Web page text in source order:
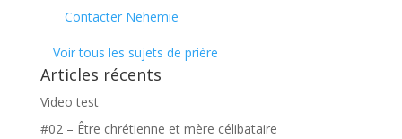
Contacter Nehemie
Voir tous les sujets de prière
Articles récents
Video test
#02 – Être chrétienne et mère célibataire